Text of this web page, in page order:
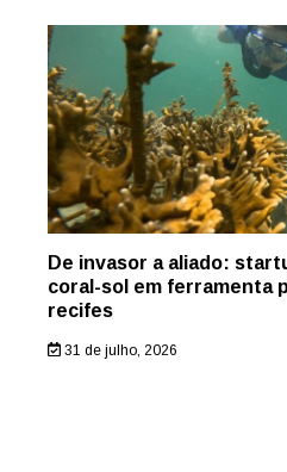
De invasor a aliado:
coral-sol em ferramenta
recifes
31 de julho, 2026